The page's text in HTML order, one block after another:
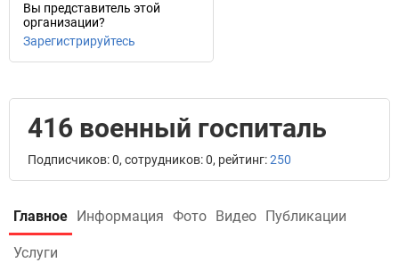
Вы представитель этой
организации?
Зарегистрируйтесь
416 военный госпиталь
Подписчиков: 0, сотрудников: 0, рейтинг:250
Главное Информация Фото Видео Публикации
Услуги